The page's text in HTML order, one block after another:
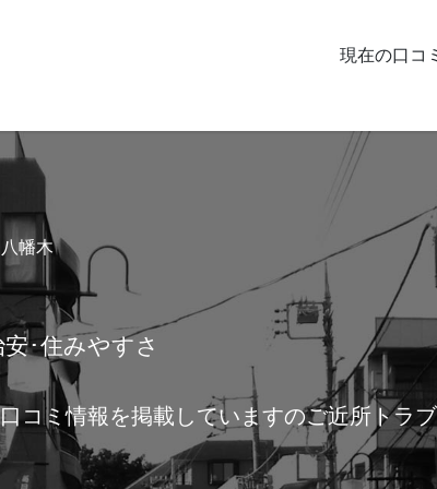
現在の口コ
八幡木
･住みやすさ
コミ情報を掲載していますのご近所トラ